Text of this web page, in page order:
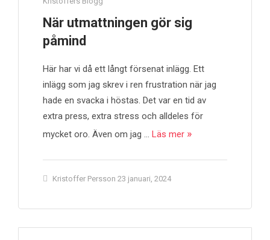
När utmattningen gör sig
påmind
Här har vi då ett långt försenat inlägg. Ett
inlägg som jag skrev i ren frustration när jag
hade en svacka i höstas. Det var en tid av
extra press, extra stress och alldeles för
mycket oro. Även om jag … Läs mer
Kristoffer Persson 23 januari, 2024